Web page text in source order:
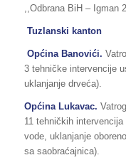
,,Odbrana BiH – Igman
Tuzlanski kanton
Općina Banovići.
3 tehničke intervencije
uklanjanje drveća).
Općina Lukavac.
11 tehničkih
vode, uklanjanje
sa saobraćajnica).